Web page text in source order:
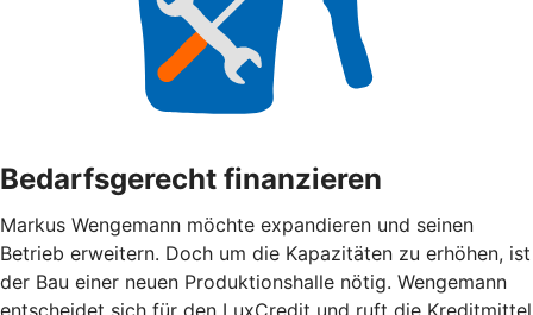
Bedarfsgerecht finanzieren
Markus Wengemann möchte expandieren und seinen
Betrieb erweitern. Doch um die Kapazitäten zu erhöhen, ist
der Bau einer neuen Produktionshalle nötig. Wengemann